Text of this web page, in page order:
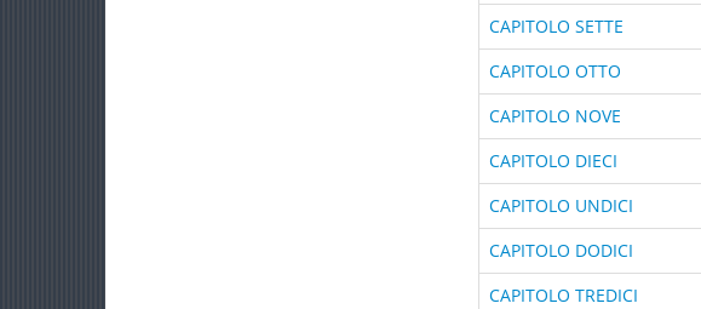
CAPITOLO SETTE
CAPITOLO OTTO
CAPITOLO NOVE
CAPITOLO DIECI
CAPITOLO UNDICI
CAPITOLO DODICI
CAPITOLO TREDICI